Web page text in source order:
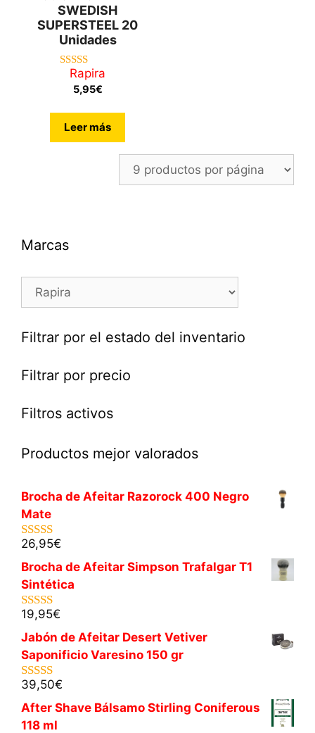
SWEDISH
SUPERSTEEL 20
Unidades
4.67
de 5
Rapira
5,95€
Leer más
Marcas
Filtrar por el estado del inventario
Filtrar por precio
Filtros activos
Productos mejor valorados
Brocha de Afeitar Razorock 400 Negro
Mate
5.00de 5
26,95€
Brocha de Afeitar Simpson Trafalgar T1
Sintética
5.00de 5
19,95€
Jabón de Afeitar Desert Vetiver
Saponificio Varesino 150 gr
5.00de 5
39,50€
After Shave Bálsamo Stirling Coniferous
118 ml